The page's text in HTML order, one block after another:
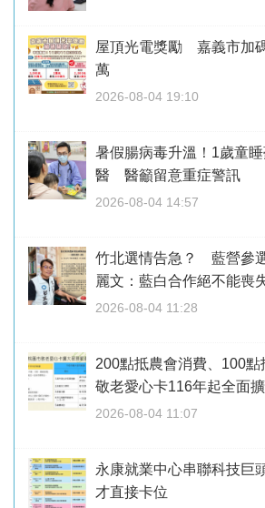
屋頂光電獎勵 嘉義市加
萬
2026-08-04 19:10
暑假腸病毒升溫！1歲童
醫 醫籲留意重症警訊
2026-08-04 14:57
竹北選情告急？ 藍營參
麗文：藍白合作絕不能喪
2026-08-04 11:28
200點抵農會消費、100
敬老愛心卡116年起全面
2026-08-04 11:07
永康就業中心串聯科技
才直接卡位